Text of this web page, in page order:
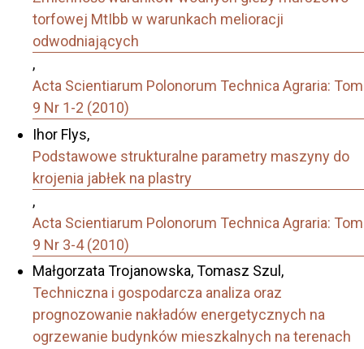
torfowej MtIbb w warunkach melioracji
odwodniających
,
Acta Scientiarum Polonorum Technica Agraria: Tom
9 Nr 1-2 (2010)
Іhor Flys,
Podstawowe strukturalne parametry maszyny do
krojenia jabłek na plastry
,
Acta Scientiarum Polonorum Technica Agraria: Tom
9 Nr 3-4 (2010)
Małgorzata Trojanowska, Tomasz Szul,
Techniczna i gospodarcza analiza oraz
prognozowanie nakładów energetycznych na
ogrzewanie budynków mieszkalnych na terenach